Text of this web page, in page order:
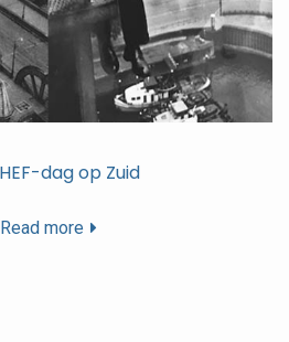
dag op Zuid
Read more